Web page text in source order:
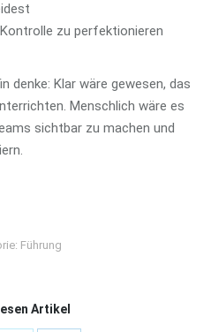
zu perfektionieren
denke: Klar wäre gewesen, das
Menschlich wäre es
sichtbar zu machen und
Führung
Artikel